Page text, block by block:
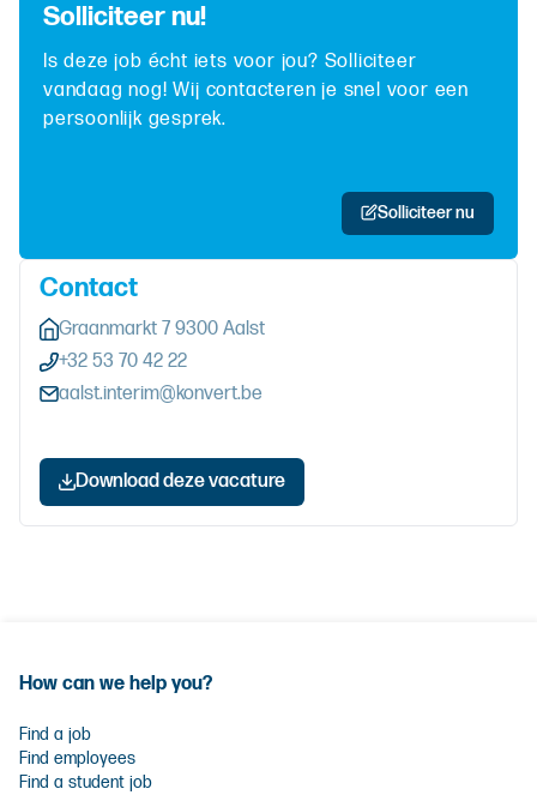
Solliciteer nu!
Is deze job écht iets voor jou? Solliciteer
vandaag nog! Wij contacteren je snel voor een
persoonlijk gesprek.
Solliciteer nu
Contact
Graanmarkt 7 9300 Aalst
+32 53 70 42 22
aalst.interim@konvert.be
Download deze vacature
How can we help you?
Find a job
Find employees
Find a student job